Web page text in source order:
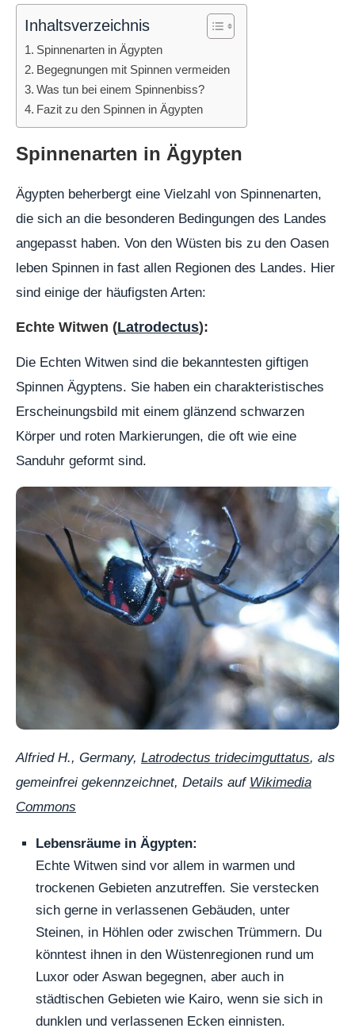
Inhaltsverzeichnis
Spinnenarten in Ägypten
Begegnungen mit Spinnen vermeiden
Was tun bei einem Spinnenbiss?
Fazit zu den Spinnen in Ägypten
Spinnenarten in Ägypten
Ägypten beherbergt eine Vielzahl von Spinnenarten,
die sich an die besonderen Bedingungen des Landes
angepasst haben. Von den Wüsten bis zu den Oasen
leben Spinnen in fast allen Regionen des Landes. Hier
sind einige der häufigsten Arten:
Echte Witwen (Latrodectus):
Die Echten Witwen sind die bekanntesten giftigen
Spinnen Ägyptens. Sie haben ein charakteristisches
Erscheinungsbild mit einem glänzend schwarzen
Körper und roten Markierungen, die oft wie eine
Sanduhr geformt sind.
Alfried H., Germany, Latrodectus tridecimguttatus, als
gemeinfrei gekennzeichnet, Details auf Wikimedia
Commons
Lebensräume in Ägypten:
Echte Witwen sind vor allem in warmen und
trockenen Gebieten anzutreffen. Sie verstecken
sich gerne in verlassenen Gebäuden, unter
Steinen, in Höhlen oder zwischen Trümmern. Du
könntest ihnen in den Wüstenregionen rund um
Luxor oder Aswan begegnen, aber auch in
städtischen Gebieten wie Kairo, wenn sie sich in
dunklen und verlassenen Ecken einnisten.